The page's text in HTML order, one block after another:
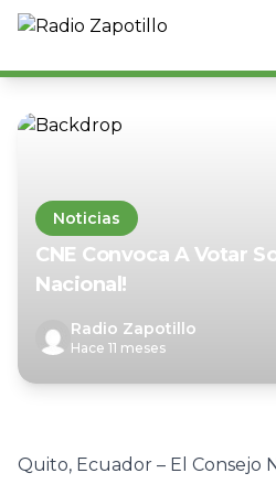
Noticias
CNE Convoca A Votar
Nacional!
Radio Zapotillo
Hace 11 meses
Quito, Ecuador – El Consejo